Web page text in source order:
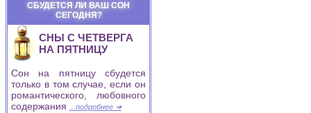
СБУДЕТСЯ ЛИ ВАШ СОН
СЕГОДНЯ?
СНЫ С ЧЕТВЕРГА
НА ПЯТНИЦУ
Сон на пятницу сбудется
только в том случае, если он
романтического, любовного
содержания
...подробнее ➜